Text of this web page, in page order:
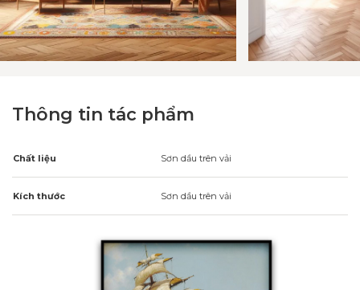
Thông tin tác phẩm
Chất liệu Sơn dầu trên vải
Kích thước Sơn dầu trên vải